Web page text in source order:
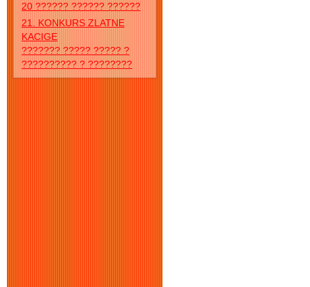
20 ?????? ?????? ??????
21. KONKURS ZLATNE
KACIGE
??????? ????? ????? ?
?????????? ? ????????